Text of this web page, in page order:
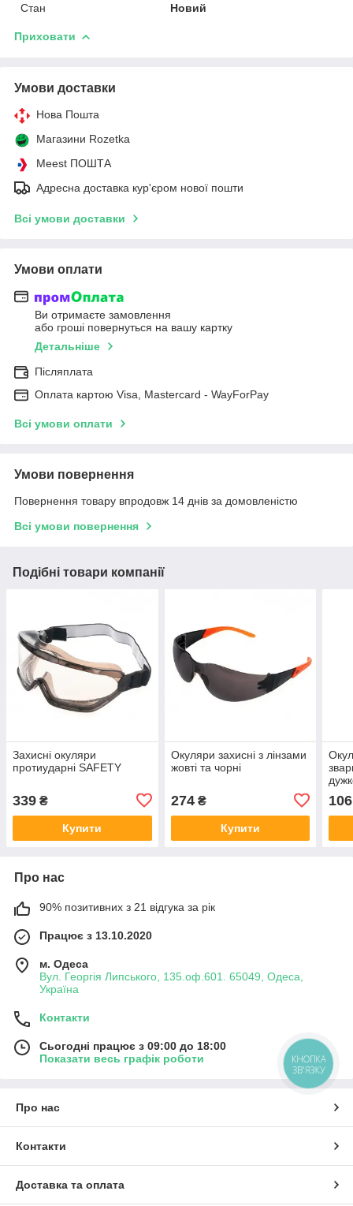
Стан
Новий
Приховати
Умови доставки
Нова Пошта
Магазини Rozetka
Meest ПОШТА
Адресна доставка кур'єром нової пошти
Всі умови доставки
Умови оплати
Ви отримаєте замовлення
або гроші повернуться на вашу картку
Детальніше
Післяплата
Оплата картою Visa, Mastercard - WayForPay
Всі умови оплати
Умови повернення
Повернення товару впродовж 14 днів за домовленістю
Всі умови повернення
Подібні товари компанії
Захисні окуляри
протиударні SAFETY
339 ₴
Купити
Окуляри захисні з лінзами
жовті та чорні
274₴
Купити
106
Про нас
90% позитивних з 21 відгука за рік
Працює з 13.10.2020
м. Одеса
Вул. Георгія Липського, 135.оф.601. 65049, Одеса,
Україна
Контакти
Сьогодні працює з 09:00 до 18:00
Показати весь графік роботи
Про нас
Контакти
Доставка та оплата
КНОПКА
ЗВ'ЯЗКУ